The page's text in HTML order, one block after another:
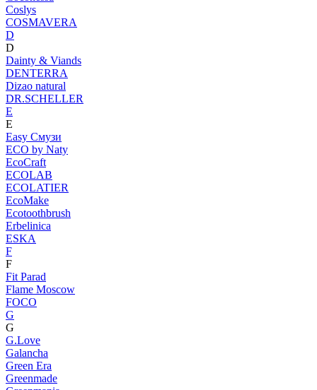
Coslys
COSMAVERA
D
D
Dainty & Viands
DENTERRA
Dizao natural
DR.SCHELLER
E
E
Easy Смузи
ECO by Naty
EcoCraft
ECOLAB
ECOLATIER
EcoMake
Ecotoothbrush
Erbelinica
ESKA
F
F
Fit Parad
Flame Moscow
FOCO
G
G
G.Love
Galancha
Green Era
Greenmade